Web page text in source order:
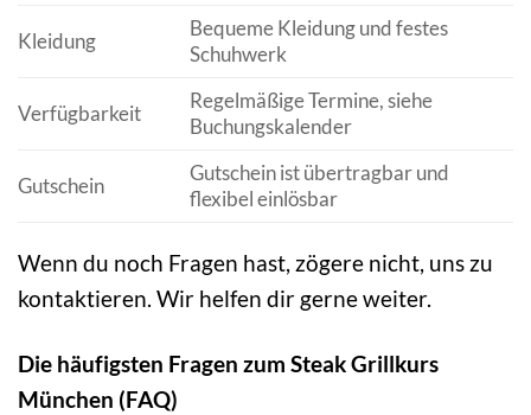
Kleidung
Bequeme Kleidung und festes
Schuhwerk
Verfügbarkeit
Regelmäßige Termine, siehe
Buchungskalender
Gutschein
Gutschein ist übertragbar und
flexibel einlösbar
Wenn du noch Fragen hast, zögere nicht, uns zu
kontaktieren. Wir helfen dir gerne weiter.
Die häufigsten Fragen zum Steak Grillkurs
München (FAQ)